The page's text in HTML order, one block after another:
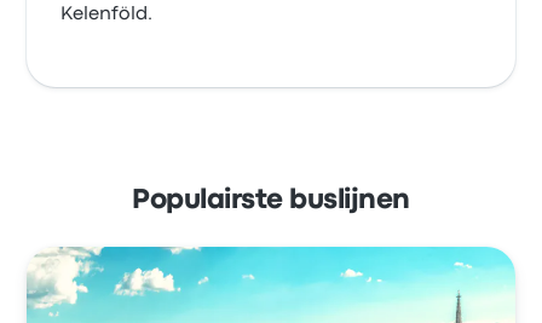
Kelenföld.
Populairste buslijnen